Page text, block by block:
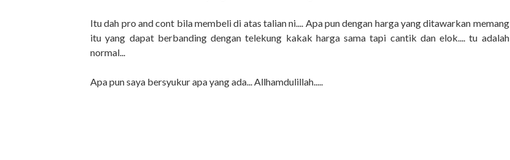
Itu dah pro and cont bila membeli di atas talian ni.... Apa pun dengan harga yang ditawarkan memang
itu yang dapat berbanding dengan telekung kakak harga sama tapi cantik dan elok.... tu adalah
normal...
Apa pun saya bersyukur apa yang ada... Allhamdulillah.....